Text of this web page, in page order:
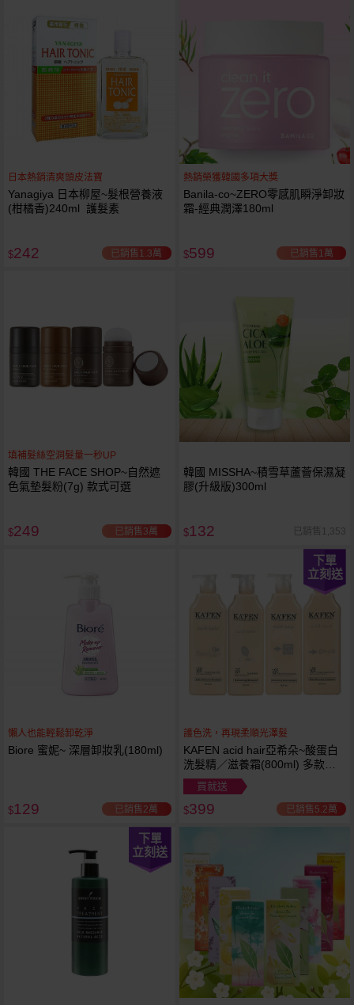
日本熱銷清爽頭皮法寶
Yanagiya 日本柳屋~髮根營養液
(柑橘香)240ml 護髮素
$242 已銷售1.3萬
熱銷榮獲韓國多項大獎
Banila-co~ZERO零感肌瞬淨卸妝
霜-經典潤澤180ml
$599 已銷售1萬
填補髮絲空洞髮量一秒UP
韓國 THE FACE SHOP~自然遮
色氣墊髮粉(7g) 款式可選
$249 已銷售3萬
韓國 MISSHA~積雪草蘆薈保濕凝
膠(升級版)300ml
$132 已銷售1,353
懶人也能輕鬆卸乾淨
Biore 蜜妮~ 深層卸妝乳(180ml)
$129 已銷售2萬
下單
立刻送
護色洗，再現柔順光澤髮
KAFEN acid hair亞希朵~酸蛋白
洗髮精／滋養霜(800ml) 多款可
選
買就送
$399 已銷售5.2萬
下單
立刻送